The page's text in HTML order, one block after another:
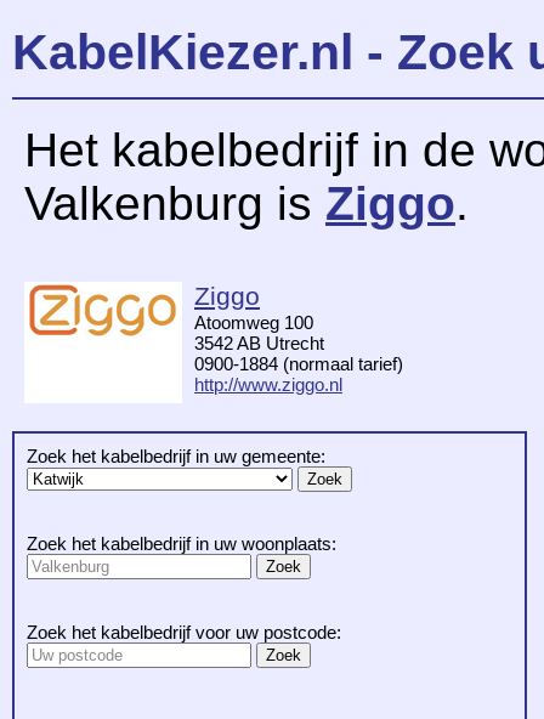
KabelKiezer.nl - Zoek
Het kabelbedrijf in de
Valkenburg is Ziggo.
Ziggo
Atoomweg 100
3542 AB Utrecht
0900-1884 (normaal tarief)
http://www.ziggo.nl
Zoek het kabelbedrijf in uw gemeente:
Zoek het kabelbedrijf in uw woonplaats:
Zoek het kabelbedrijf voor uw postcode: